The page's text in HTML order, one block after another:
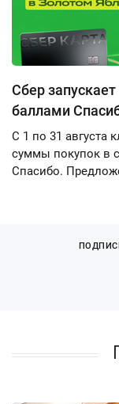
Сбер
баллами
С 1 по 31 августа
суммы покупок в
Спасибо.